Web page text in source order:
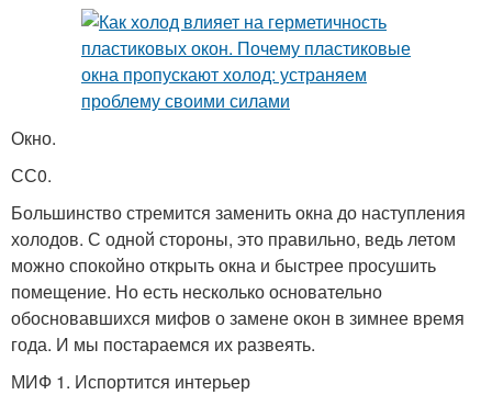
Окно.
СС0.
Большинство стремится заменить окна до наступления
холодов. С одной стороны, это правильно, ведь летом
можно спокойно открыть окна и быстрее просушить
помещение. Но есть несколько основательно
обосновавшихся мифов о замене окон в зимнее время
года. И мы постараемся их развеять.
МИФ 1. Испортится интерьер